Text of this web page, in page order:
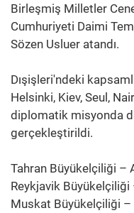
Birleşmiş Milletler
Cumhuriyeti Daimi
Sözen Usluer atandı.
Dışişleri'ndeki
Helsinki, Kiev, Seul,
diplomatik misyonda
gerçekleştirildi.
Tahran Büyükelçiliği –
Reykjavik
Muskat Büyükelçiliği –